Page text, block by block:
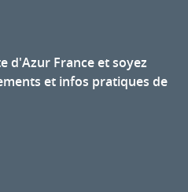
d'Azur France et soyez
et infos pratiques de